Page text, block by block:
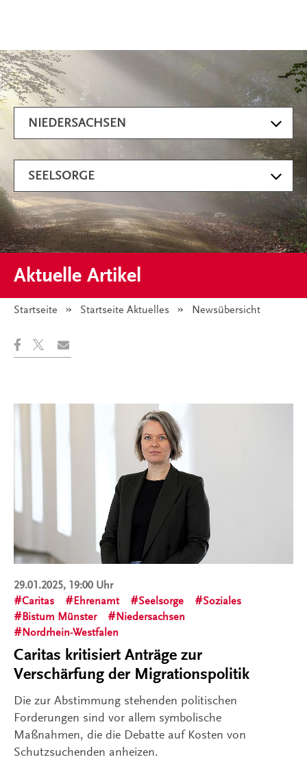
Aktuelle Artikel
Artikel filtern
NIEDERSACHSEN
SEELSORGE
Startseite Startseite Aktuelles Angezeigt:
Newsübersicht
29.01.2025, 19:00 Uhr
Caritas
Ehrenamt Seelsorge
Soziales
Bistum Münster
Niedersachsen
Nordrhein-Westfalen
Caritas kritisiert Anträge zur
Verschärfung der Migrationspolitik
Die zur Abstimmung stehenden politischen
Forderungen sind vor allem symbolische
Maßnahmen, die die Debatte auf Kosten von
Schutzsuchenden anheizen.